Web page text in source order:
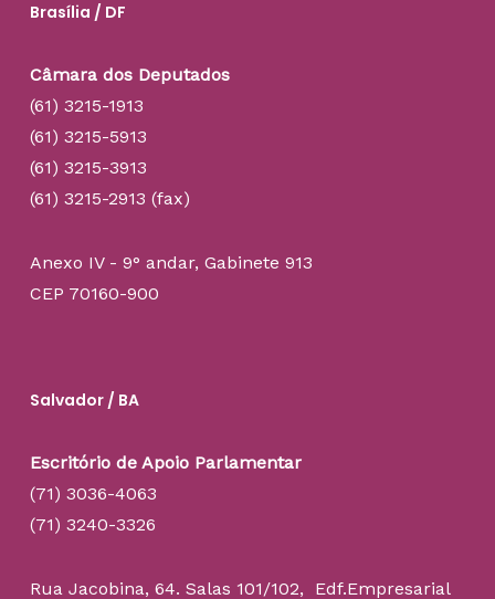
Brasília / DF
Câmara dos Deputados
(61) 3215-1913
(61) 3215-5913
(61) 3215-3913
(61) 3215-2913 (fax)
Anexo IV - 9° andar, Gabinete 913
CEP 70160-900
Salvador / BA
Escritório de Apoio Parlamentar
(71) 3036-4063
(71) 3240-3326
Rua Jacobina, 64. Salas 101/102, Edf.Empresarial